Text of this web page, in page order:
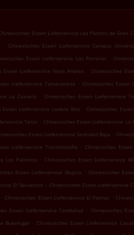
Essen Lieferservice Las Palmas de Gran
. Chinesisches Essen Lieferservice Campus
Essen Lieferservice Las Perreras .
Essen Lieferservice Hoya Andrea . Chinesisches
Lieferservice Tamaraceite . Chinesisches Essen
La Cazuela . Chinesisches Essen Lieferservice
Essen Lieferservice Ladera Alta . Chinesisches
Teror . Chinesisches Essen Lieferservice Lo
Essen Lieferservice Santidad Baja .
Lieferservice Trasmontaña . Chinesisches
Los Palmitos . Chinesisches Essen Lieferservice
Essen Lieferservice Mujica . Chinesisches
El Secuestro . Chinesisches Essen Lieferservice
. Chinesisches Essen Lieferservice El Palmar .
Essen Lieferservice Cambalud . Chinesisches
Buenlugar . Chinesisches Essen Lieferservice